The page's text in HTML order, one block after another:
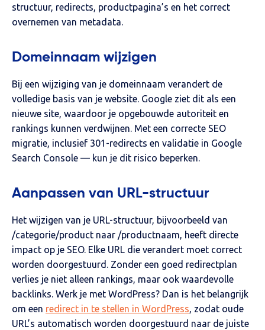
structuur, redirects, productpagina’s en het correct
overnemen van metadata.
Domeinnaam wijzigen
Bij een wijziging van je domeinnaam verandert de
volledige basis van je website. Google ziet dit als een
nieuwe site, waardoor je opgebouwde autoriteit en
rankings kunnen verdwijnen. Met een correcte SEO
migratie, inclusief 301-redirects en validatie in Google
Search Console — kun je dit risico beperken.
Aanpassen van URL-structuur
Het wijzigen van je URL-structuur, bijvoorbeeld van
/categorie/product naar /productnaam, heeft directe
impact op je SEO. Elke URL die verandert moet correct
worden doorgestuurd. Zonder een goed redirectplan
verlies je niet alleen rankings, maar ook waardevolle
backlinks. Werk je met WordPress? Dan is het belangrijk
om een redirect in te stellen in WordPress, zodat oude
URL’s automatisch worden doorgestuurd naar de juiste